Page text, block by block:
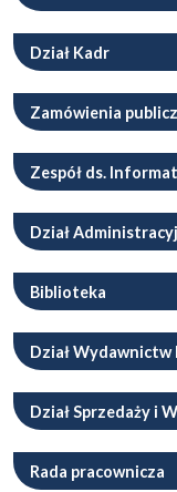
Dział Kadr
Zamówienia
Zespół ds.
Dział
Biblioteka
Dział Wydawnictw
Dział Sprzedaży i
Rada pracownicza